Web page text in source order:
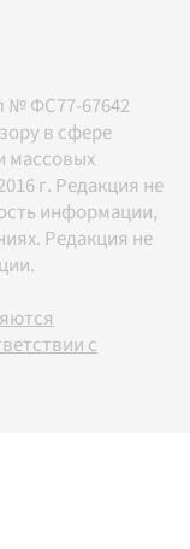
№ ФС77-67642
в сфере
массовых
г. Редакция не
информации,
Редакция не
с